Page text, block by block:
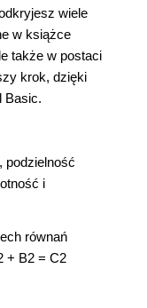
wiele
w książce
także w postaci
krok, dzięki
Basic.
podzielność
i
równań
+ B2 = C2